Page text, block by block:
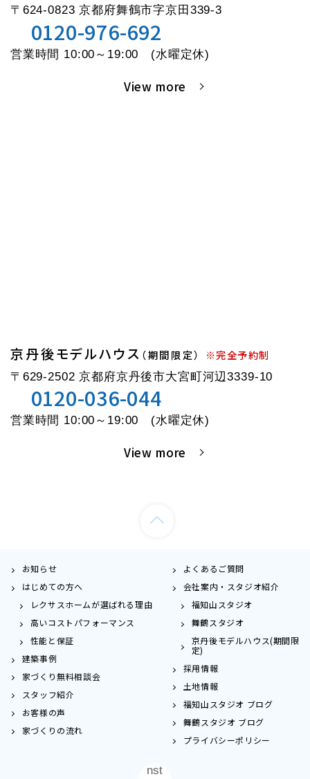
〒624-0823 京都府舞鶴市字京田339-3
0120-976-692
営業時間 10:00～19:00 (水曜定休)
View more
京丹後モデルハウス （期間限定） ※完全予約制
〒629-2502 京都府京丹後市大宮町河辺3339-10
0120-036-044
営業時間 10:00～19:00 (水曜定休)
View more
お知らせ
はじめての方へ
レクサスホームが選ばれる理由
高いコストパフォーマンス
性能と保証
建築事例
家づくり無料相談会
スタッフ紹介
お客様の声
家づくりの流れ
よくあるご質問
会社案内・スタジオ紹介
福知山スタジオ
舞鶴スタジオ
京丹後モデルハウス(期間限
定)
採用情報
土地情報
福知山スタジオ ブログ
舞鶴スタジオ ブログ
プライバシーポリシー